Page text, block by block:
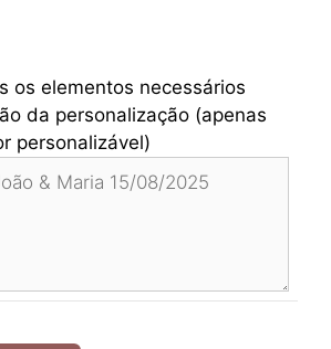
os elementos necessários
da personalização (apenas
personalizável)